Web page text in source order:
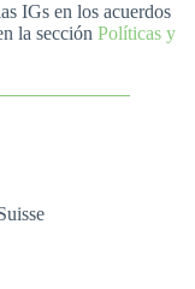
IGs en los acuerdos
la sección Políticas y